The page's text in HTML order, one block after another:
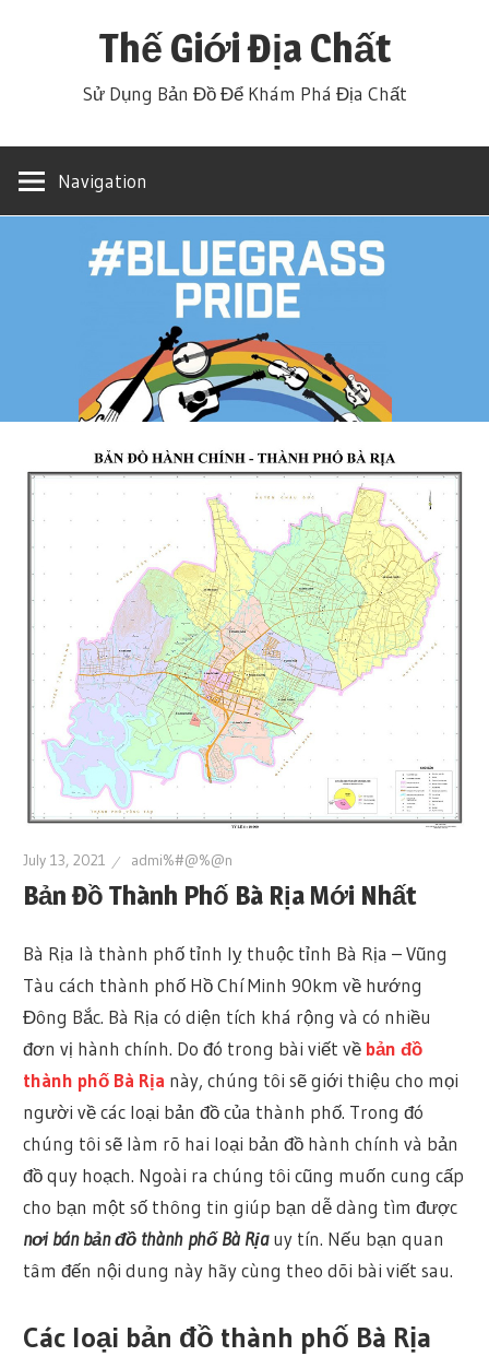
Thế Giới Địa Chất
Sử Dụng Bản Đồ Để Khám Phá Địa Chất
Navigation
July 13, 2021 admi%#@%@n
Bản Đồ Thành Phố Bà Rịa Mới Nhất
Bà Rịa là thành phố tỉnh lỵ thuộc tỉnh Bà Rịa – Vũng
Tàu cách thành phố Hồ Chí Minh 90km về hướng
Đông Bắc. Bà Rịa có diện tích khá rộng và có nhiều
đơn vị hành chính. Do đó trong bài viết về bản đồ
thành phố Bà Rịa này, chúng tôi sẽ giới thiệu cho mọi
người về các loại bản đồ của thành phố. Trong đó
chúng tôi sẽ làm rõ hai loại bản đồ hành chính và bản
đồ quy hoạch. Ngoài ra chúng tôi cũng muốn cung cấp
cho bạn một số thông tin giúp bạn dễ dàng tìm được
nơi bán bản đồ thành phố Bà Rịauy tín. Nếu bạn quan
tâm đến nội dung này hãy cùng theo dõi bài viết sau.
Các loại bản đồ thành phố Bà Rịa